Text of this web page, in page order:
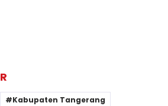
Kabupaten Tangerang